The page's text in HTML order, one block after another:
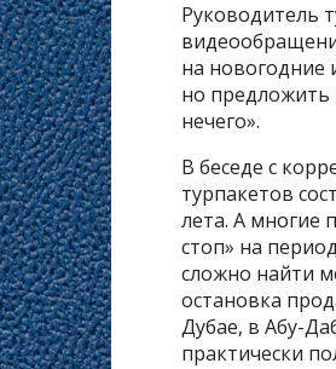
Руководитель
на новогодние
но
нечего».
В беседе с
турпакетов
лета. А многие
стоп» на
сложно найти
остановка
Дубае, в Абу-
практически